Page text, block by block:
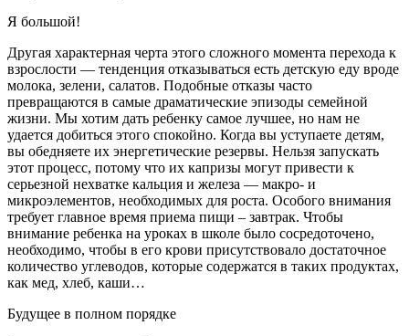
Я большой!
Другая характерная черта этого сложного момента перехода к
взрослости — тенденция отказываться есть детскую еду вроде
молока, зелени, салатов. Подобные отказы часто
превращаются в самые драматические эпизоды семейной
жизни. Мы хотим дать ребенку самое лучшее, но нам не
удается добиться этого спокойно. Когда вы уступаете детям,
вы обедняете их энергетические резервы. Нельзя запускать
этот процесс, потому что их капризы могут привести к
серьезной нехватке кальция и железа — макро- и
микроэлементов, необходимых для роста. Особого внимания
требует главное время приема пищи – завтрак. Чтобы
внимание ребенка на уроках в школе было сосредоточено,
необходимо, чтобы в его крови присутствовало достаточное
количество углеводов, которые содержатся в таких продуктах,
как мед, хлеб, каши…
Будущее в полном порядке